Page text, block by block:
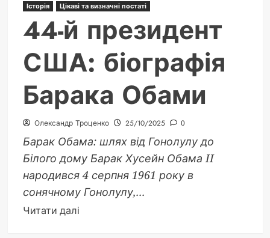
Історія Цікаві та визначні постаті
44-й президент
США: біографія
Барака Обами
Олександр Троценко 25/10/2025 0
Барак Обама: шлях від Гонолулу до
Білого дому Барак Хусейн Обама II
народився 4 серпня 1961 року в
сонячному Гонолулу,...
Читати даліДокладніше